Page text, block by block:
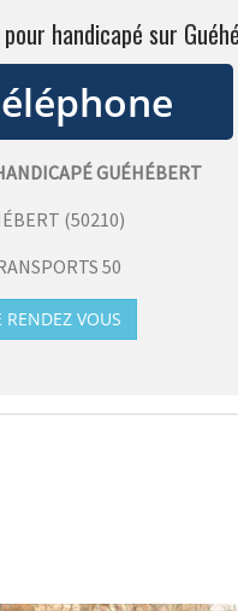
handicapé sur
GUÉHÉBERT
(50210)
50
RENDEZ VOUS